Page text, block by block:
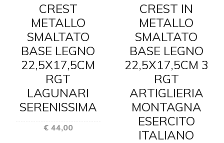
CREST
METALLO
SMALTATO
BASE LEGNO
22,5X17,5CM
RGT
LAGUNARI
SERENISSIMA
€ 44,00
CREST IN
METALLO
SMALTATO
BASE LEGNO
22,5X17,5CM 3
RGT
ARTIGLIERIA
MONTAGNA
ESERCITO
ITALIANO